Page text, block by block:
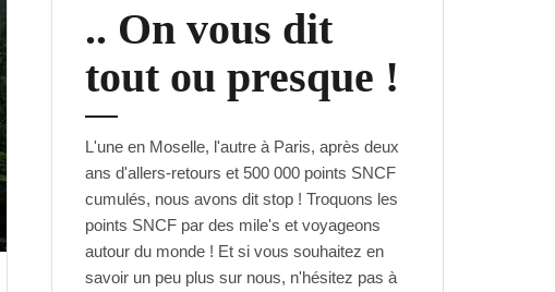
.. On vous dit
tout ou presque !
L'une en Moselle, l'autre à Paris, après deux
ans d'allers-retours et 500 000 points SNCF
cumulés, nous avons dit stop ! Troquons les
points SNCF par des mile's et voyageons
autour du monde ! Et si vous souhaitez en
savoir un peu plus sur nous, n'hésitez pas à